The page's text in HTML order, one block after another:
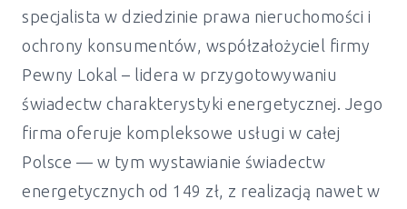
specjalista w dziedzinie prawa nieruchomości i
ochrony konsumentów, współzałożyciel firmy
Pewny Lokal – lidera w przygotowywaniu
świadectw charakterystyki energetycznej. Jego
firma oferuje kompleksowe usługi w całej
Polsce — w tym wystawianie świadectw
energetycznych od 149 zł, z realizacją nawet w